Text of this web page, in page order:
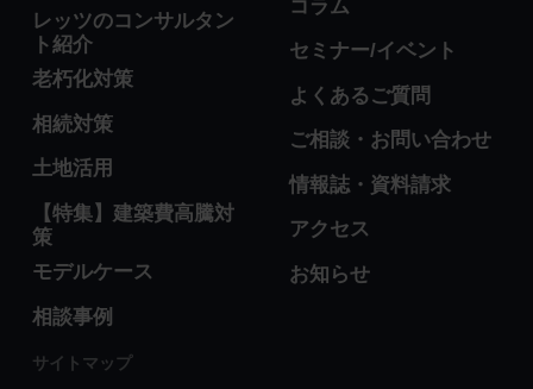
レッツのコンサルタン
ト紹介
老朽化対策
相続対策
土地活用
【特集】建築費高騰対
策
モデルケース
相談事例
コラム
セミナー/イベント
よくあるご質問
ご相談・お問い合わせ
情報誌・資料請求
アクセス
お知らせ
サイトマップ